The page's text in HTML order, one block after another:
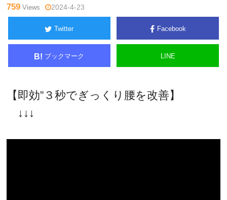
759 Views 2024-4-23
Twitter Facebook
B! ブックマーク LINE
【即効”３秒でぎっくり腰を改善】
↓↓↓